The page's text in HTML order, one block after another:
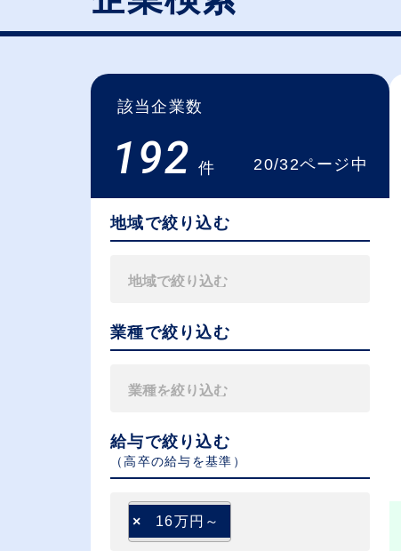
該当企業数
192 件 20/32ページ中
地域で絞り込む
業種で絞り込む
給与で絞り込む
（⾼卒の給与を基準）
× 16万円～